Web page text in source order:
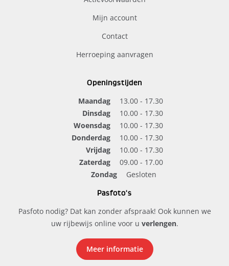
Mijn account
Contact
Herroeping aanvragen
Openingstijden
Maandag
13.00 - 17.30
Dinsdag
10.00 - 17.30
Woensdag
10.00 - 17.30
Donderdag
10.00 - 17.30
Vrijdag
10.00 - 17.30
Zaterdag
09.00 - 17.00
Zondag
Gesloten
Pasfoto's
Pasfoto nodig? Dat kan zonder afspraak! Ook kunnen we
uw rijbewijs online voor u verlengen.
Meer informatie